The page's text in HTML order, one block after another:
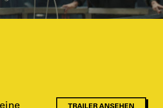
TRAILER ANSEHEN